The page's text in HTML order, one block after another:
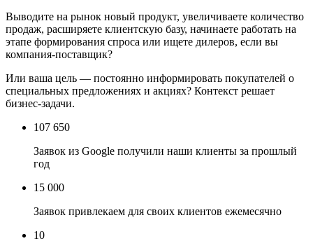
Выводите на рынок новый продукт, увеличиваете количество
продаж, расширяете клиентскую базу, начинаете работать на
этапе формирования спроса или ищете дилеров, если вы
компания-поставщик?
Или ваша цель — постоянно информировать покупателей о
специальных предложениях и акциях? Контекст решает
бизнес-задачи.
107 650
Заявок из Google получили наши клиенты за прошлый
год
15 000
Заявок привлекаем для своих клиентов ежемесячно
10